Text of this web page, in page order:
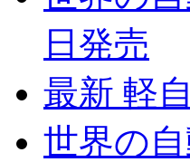
日発売
最新 軽
世界の